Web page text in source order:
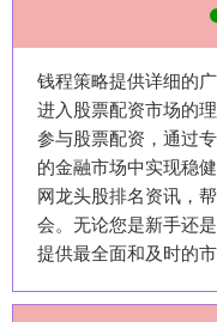
钱程策略提供详细的
进入股票配资市场的
参与股票配资，通过
的金融市场中实现稳
网龙头股排名资讯，
会。无论您是新手还
提供最全面和及时的